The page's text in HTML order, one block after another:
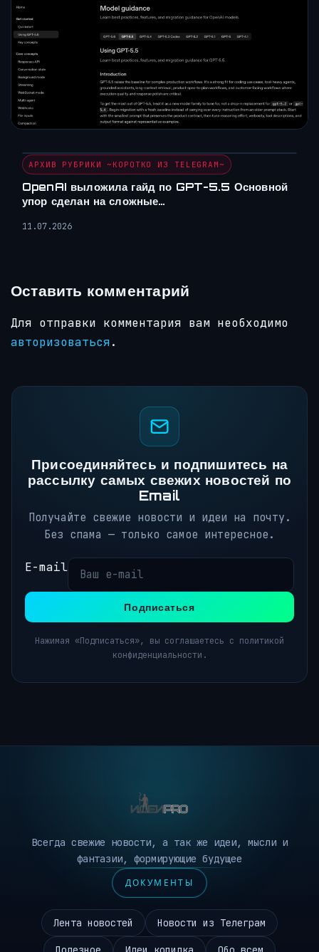
АРХИВ РУБРИКИ ~КОРОТКО ИЗ TELEGRAM~
OpenAI выложила гайд по GPT-5.5 Основной
упор сделан на сложные…
11.07.2026
Оставить комментарий
Для отправки комментария вам необходимо
авторизоваться.
Присоединяйтесь и подпишитесь на
рассылку самых свежих новостей по
Email
Получайте свежие новости и идеи на почту.
Без спама — только самое интересное.
E-mail
Подписаться
Нажимая «Подписаться», вы соглашаетесь с политикой
конфиденциальности.
Всегда свежие новости, а так же идеи, мысли и
фантазии, формирующие будущее
ДОКУМЕНТЫ
Лента новостей Новости из Телеграм